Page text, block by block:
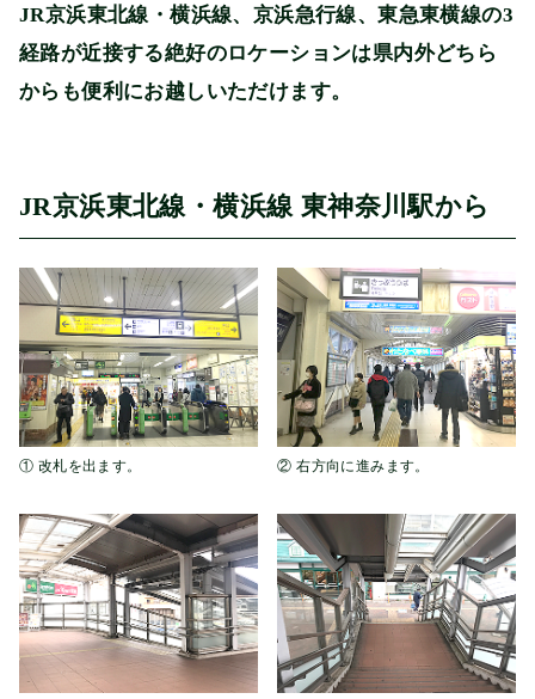
JR京浜東北線・横浜線、京浜急行線、東急東横線の3
経路が近接する絶好のロケーションは県内外どちら
からも便利にお越しいただけます。
JR京浜東北線・横浜線 東神奈川駅から
① 改札を出ます。 ② 右方向に進みます。